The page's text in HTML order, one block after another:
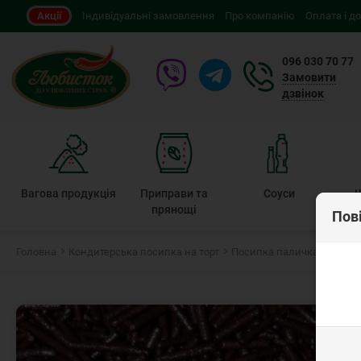
Акції Індивідуальні замовлення Про компанію Оплата і
096 030 70 77
Замовити
дзвінок
Вагова продукція
Приправи та
прянощі
Соуси